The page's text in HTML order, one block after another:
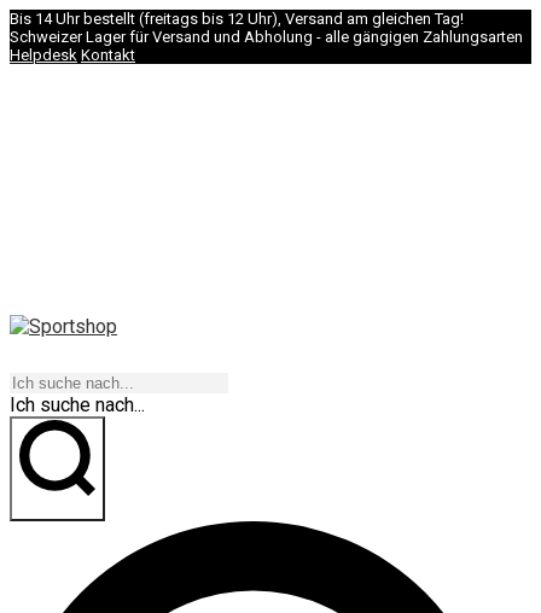
Bis 14 Uhr bestellt (freitags bis 12 Uhr), Versand am gleichen Tag!
Schweizer Lager für Versand und Abholung - alle gängigen Zahlungsarten
Helpdesk Kontakt
Ich suche nach...